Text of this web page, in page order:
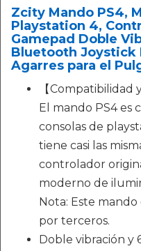
Zcity Mando PS4,
Playstation 4,
Gamepad Doble
Bluetooth Joystick
Agarres para el
【Compatibilidad
El mando PS4 es
consolas de
tiene casi las
controlador
moderno de
Nota: Este
por terceros.
Doble vibración y